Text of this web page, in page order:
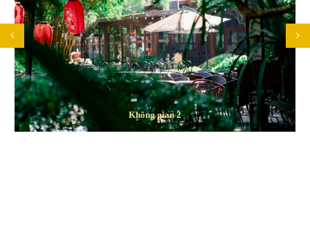
Không gian 2